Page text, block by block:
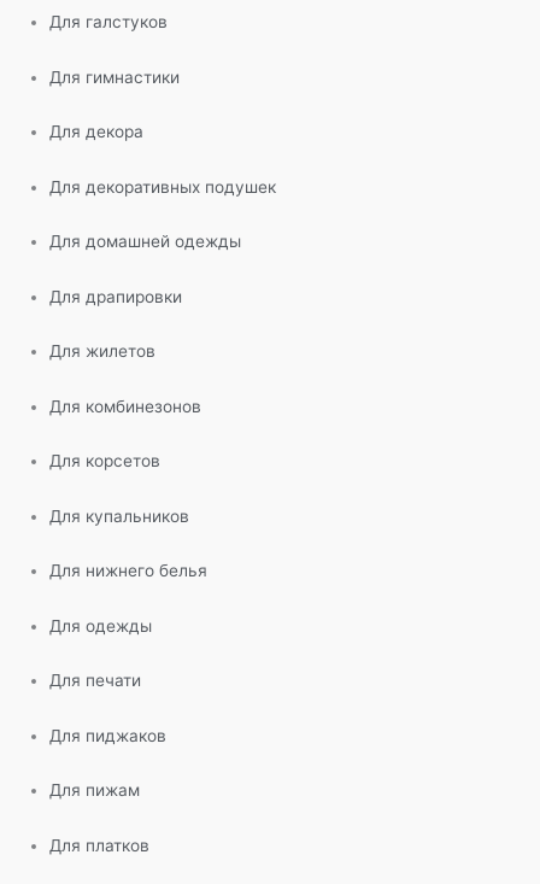
Для галстуков
Для гимнастики
Для декора
Для декоративных подушек
Для домашней одежды
Для драпировки
Для жилетов
Для комбинезонов
Для корсетов
Для купальников
Для нижнего белья
Для одежды
Для печати
Для пиджаков
Для пижам
Для платков